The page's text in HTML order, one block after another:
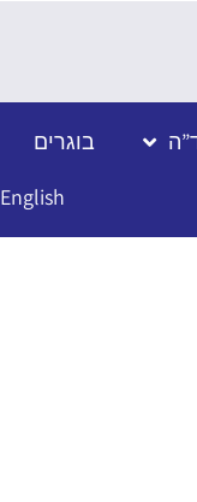
בוגרים
English